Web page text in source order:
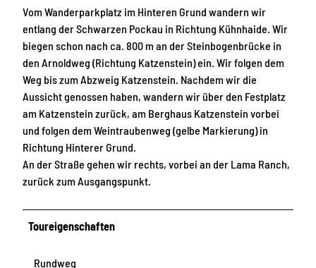
Vom Wanderparkplatz im Hinteren Grund wandern wir
entlang der Schwarzen Pockau in Richtung Kühnhaide. Wir
biegen schon nach ca. 800 m an der Steinbogenbrücke in
den Arnoldweg (Richtung Katzenstein) ein. Wir folgen dem
Weg bis zum Abzweig Katzenstein. Nachdem wir die
Aussicht genossen haben, wandern wir über den Festplatz
am Katzenstein zurück, am Berghaus Katzenstein vorbei
und folgen dem Weintraubenweg (gelbe Markierung) in
Richtung Hinterer Grund.
An der Straße gehen wir rechts, vorbei an der Lama Ranch,
zurück zum Ausgangspunkt.
Toureigenschaften
Rundweg